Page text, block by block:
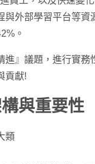
與外部學習平台等
。
進』議題，進行實
貢獻!
與重要性
類